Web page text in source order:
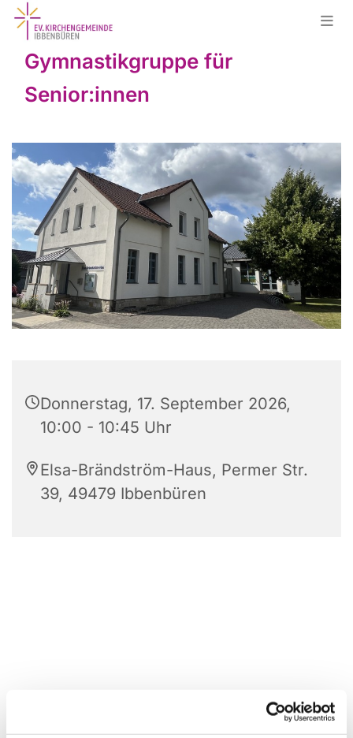
Gymnastikgruppe für
Senior:innen
Donnerstag, 17. September 2026,
10:00 - 10:45 Uhr
Elsa-Brändström-Haus, Permer Str.
39, 49479 Ibbenbüren